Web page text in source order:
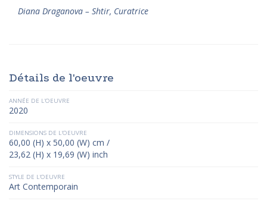
Diana Draganova – Shtir, Curatrice
Détails de l'oeuvre
ANNÉE DE L'OEUVRE
2020
DIMENSIONS DE L'OEUVRE
60,00 (H) x 50,00 (W) cm /
23,62 (H) x 19,69 (W) inch
STYLE DE L'OEUVRE
Art Contemporain